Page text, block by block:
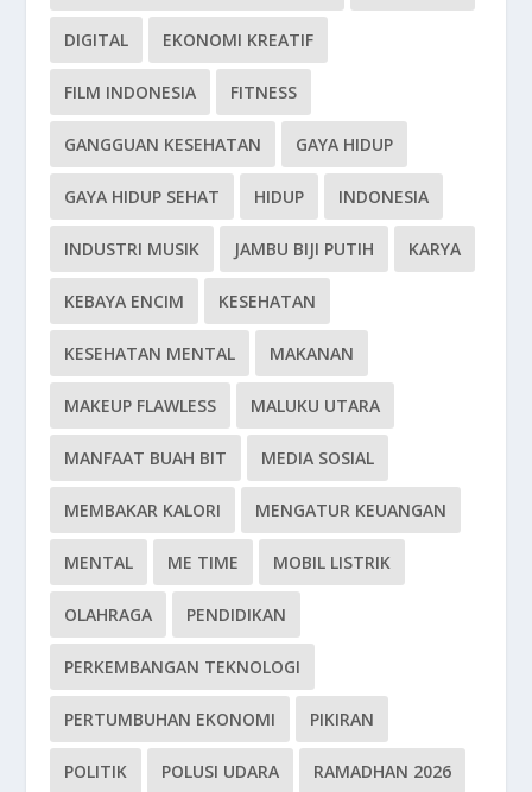
DIGITAL EKONOMI KREATIF
FILM INDONESIA FITNESS
GANGGUAN KESEHATAN GAYA HIDUP
GAYA HIDUP SEHAT HIDUP INDONESIA
INDUSTRI MUSIK JAMBU BIJI PUTIH KARYA
KEBAYA ENCIM KESEHATAN
KESEHATAN MENTAL MAKANAN
MAKEUP FLAWLESS MALUKU UTARA
MANFAAT BUAH BIT MEDIA SOSIAL
MEMBAKAR KALORI MENGATUR KEUANGAN
MENTAL ME TIME MOBIL LISTRIK
OLAHRAGA PENDIDIKAN
PERKEMBANGAN TEKNOLOGI
PERTUMBUHAN EKONOMI PIKIRAN
POLITIK POLUSI UDARA RAMADHAN 2026